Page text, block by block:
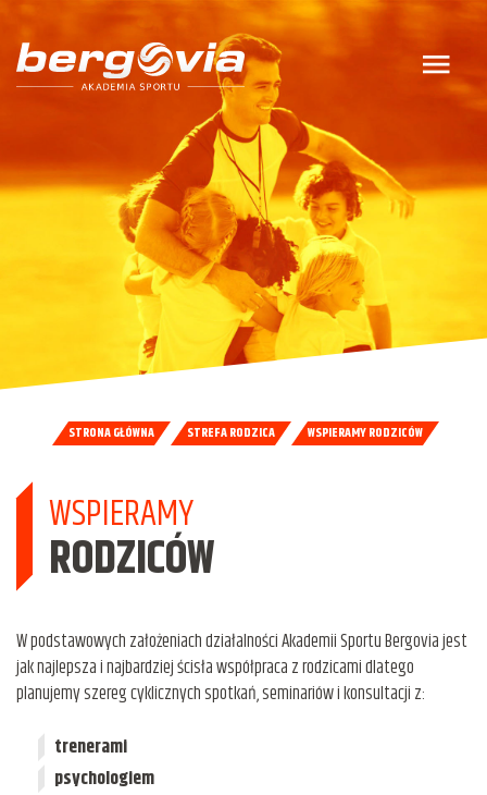
STRONA GŁÓWNA STREFA RODZICA WSPIERAMY RODZICÓW
WSPIERAMY
RODZICÓW
W podstawowych założeniach działalności Akademii Sportu Bergovia jest
jak najlepsza i najbardziej ścisła współpraca z rodzicami dlatego
planujemy szereg cyklicznych spotkań, seminariów i konsultacji z:
trenerami
psychologiem